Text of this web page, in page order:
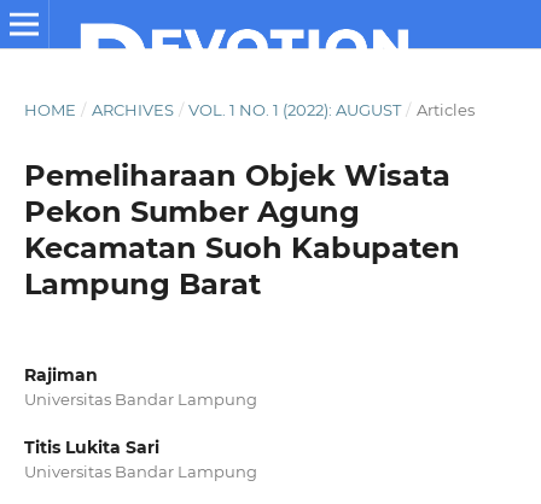
HOME / ARCHIVES / VOL. 1 NO. 1 (2022): AUGUST / Articles
Pemeliharaan Objek Wisata
Pekon Sumber Agung
Kecamatan Suoh Kabupaten
Lampung Barat
Rajiman
Universitas Bandar Lampung
Titis Lukita Sari
Universitas Bandar Lampung